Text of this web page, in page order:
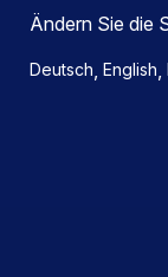
Ändern Sie die
Deutsch, English,